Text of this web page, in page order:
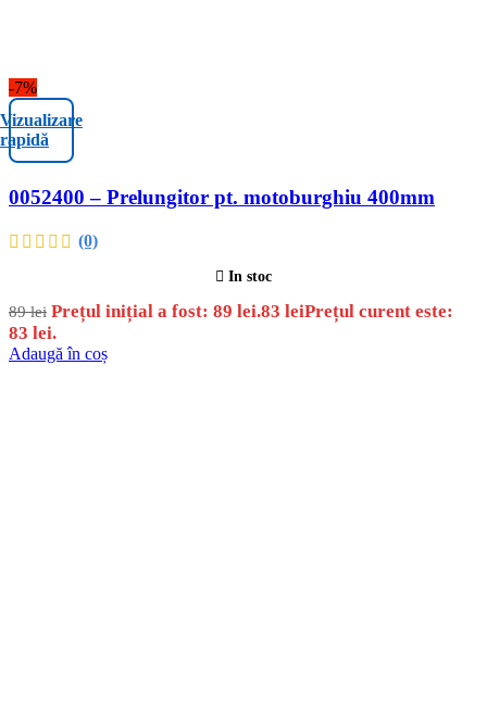
-7%
Vizualizare
rapidă
0052400 – Prelungitor pt. motoburghiu 400mm
(0)
In stoc
89lei Prețul inițial a fost: 89 lei.83 leiPrețul curent este:
83 lei.
Adaugă în coș